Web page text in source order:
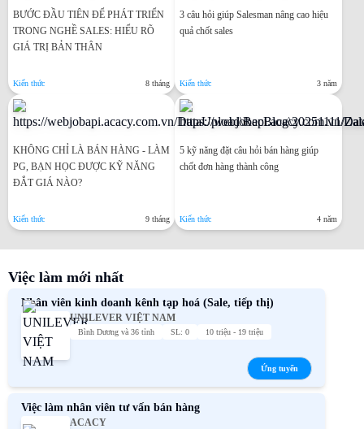
Việc làm mới nhất
Nhân viên kinh doanh kênh tạp hoá (Sale, tiếp thị)
UNILEVER VIỆT NAM
Bình Dương và 36 tỉnh SL: 0 10 triệu - 19 triệu
Ứng tuyển
Việc làm nhân viên tư vấn bán hàng
ACACY
BƯỚC ĐẦU TIÊN ĐỂ PHÁT TRIỂN
TRONG NGHỀ SALES: HIỂU RÕ
GIÁ TRỊ BẢN THÂN
Kiến thức 8 tháng
3 câu hỏi giúp Salesman nâng cao hiệu
quả chốt sales
Kiến thức 3 năm
KHÔNG CHỈ LÀ BÁN HÀNG - LÀM
PG, BẠN HỌC ĐƯỢC KỸ NĂNG
ĐẮT GIÁ NÀO?
Kiến thức 9 tháng
5 kỹ năng đặt câu hỏi bán hàng giúp
chốt đơn hàng thành công
Kiến thức 4 năm